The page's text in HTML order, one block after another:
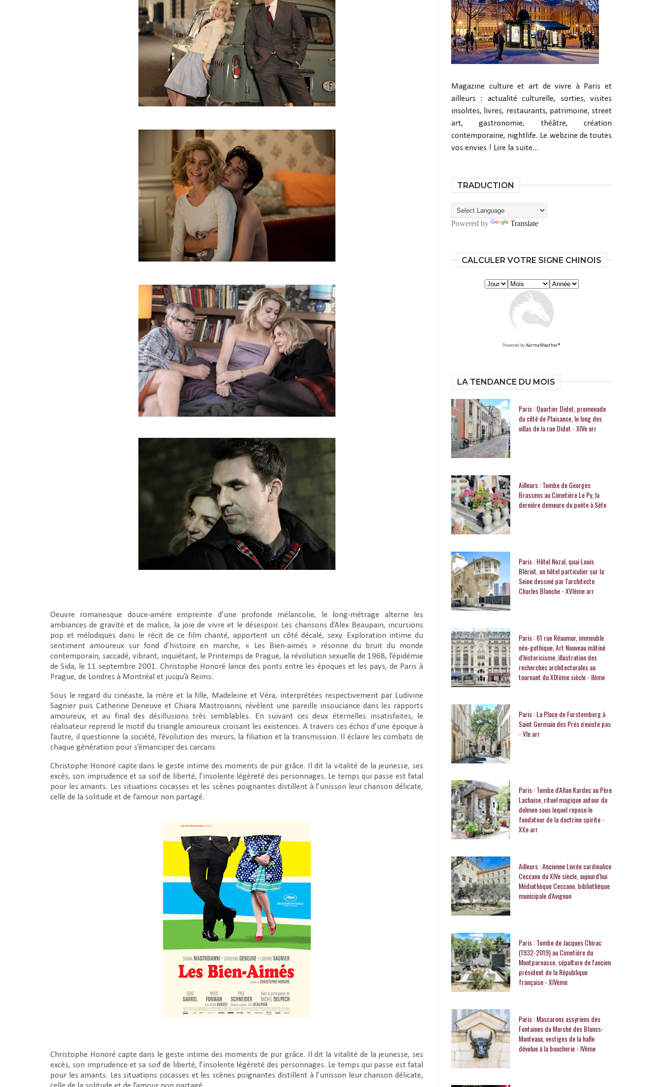
Oeuvre romanesque douce-amère empreinte d’une profonde mélancolie, le long-métrage alterne les
ambiances de gravité et de malice, la joie de vivre et le désespoir. Les chansons d’Alex Beaupain, incursions
pop et mélodiques dans le récit de ce film chanté, apportent un côté décalé, sexy. Exploration intime du
sentiment amoureux sur fond d’histoire en marche, « Les Bien-aimés » résonne du bruit du monde
contemporain, saccadé, vibrant, inquiétant, le Printemps de Prague, la révolution sexuelle de 1968, l’épidémie
de Sida, le 11 septembre 2001. Christophe Honoré lance des ponts entre les époques et les pays, de Paris à
Prague, de Londres à Montréal et jusqu’à Reims.
Sous le regard du cinéaste, la mère et la fille, Madeleine et Véra, interprétées respectivement par Ludivine
Sagnier puis Catherine Deneuve et Chiara Mastroianni, révèlent une pareille insouciance dans les rapports
amoureux, et au final des désillusions très semblables. En suivant ces deux éternelles insatisfaites, le
réalisateur reprend le motif du triangle amoureux croisant les existences. A travers ces échos d’une époque à
l’autre, il questionne la société, l’évolution des mœurs, la filiation et la transmission. Il éclaire les combats de
chaque génération pour s’émanciper des carcans
Christophe Honoré capte dans le geste intime des moments de pur grâce. Il dit la vitalité de la jeunesse, ses
excès, son imprudence et sa soif de liberté, l’insolente légèreté des personnages. Le temps qui passe est fatal
pour les amants. Les situations cocasses et les scènes poignantes distillent à l’unisson leur chanson délicate,
celle de la solitude et de l’amour non partagé.
Christophe Honoré capte dans le geste intime des moments de pur grâce. Il dit la vitalité de la jeunesse, ses
excès, son imprudence et sa soif de liberté, l’insolente légèreté des personnages. Le temps qui passe est fatal
pour les amants. Les situations cocasses et les scènes poignantes distillent à l’unisson leur chanson délicate,
Magazine culture et art de vivre à Paris et
ailleurs : actualité culturelle, sorties, visites
insolites, livres, restaurants, patrimoine, street
art, gastronomie, théâtre, création
contemporaine, nightlife. Le webzine de toutes
vos envies ! Lire la suite...
TRADUCTION
Powered by Translate
CALCULER VOTRE SIGNE CHINOIS
Powered by KarmaWeather®
LA TENDANCE DU MOIS
Paris : Quartier Didot, promenade
du côté de Plaisance, le long des
villas de la rue Didot - XIVe arr
Ailleurs : Tombe de Georges
Brassens au Cimetière Le Py, la
dernière demeure du poète à Sète
Paris : Hôtel Nozal, quai Louis
Blériot, un hôtel particulier sur la
Seine dessiné par l'architecte
Charles Blanche - XVIème arr
Paris : 61 rue Réaumur, immeuble
néo-gothique, Art Nouveau mâtiné
d'historicisme, illustration des
recherches architecturales au
tournant du XIXème siècle - IIème
Paris : La Place de Furstemberg à
Saint Germain des Prés n'existe pas
- VIe arr
Paris : Tombe d'Allan Kardec au Père
Lachaise, rituel magique autour du
dolmen sous lequel repose le
fondateur de la doctrine spirite -
XXe arr
Ailleurs : Ancienne Livrée cardinalice
Ceccano du XIVe siècle, aujourd'hui
Médiathèque Ceccano, bibliothèque
municipale d'Avignon
Paris : Tombe de Jacques Chirac
(1932-2019) au Cimetière du
Montparnasse, sépulture de l'ancien
président de la République
française - XIVème
Paris : Mascarons assyriens des
Fontaines du Marché des Blancs-
Manteaux, vestiges de la halle
dévolue à la boucherie - IVème